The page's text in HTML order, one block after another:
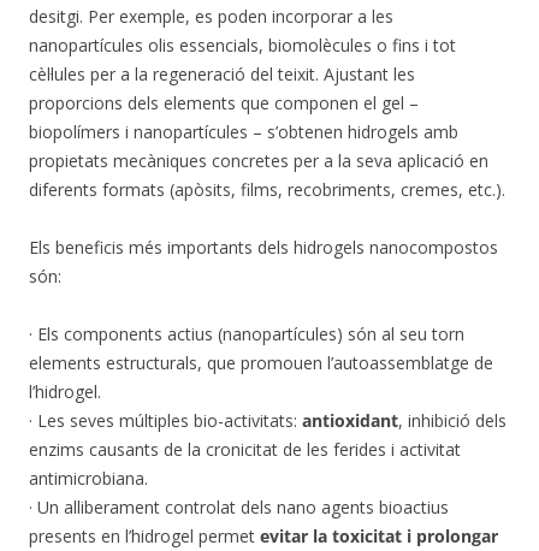
desitgi. Per exemple, es poden incorporar a les
nanopartícules olis essencials, biomolècules o fins i tot
cèl·lules per a la regeneració del teixit. Ajustant les
proporcions dels elements que componen el gel –
biopolímers i nanopartícules – s’obtenen hidrogels amb
propietats mecàniques concretes per a la seva aplicació en
diferents formats (apòsits, films, recobriments, cremes, etc.).
Els beneficis més importants dels hidrogels nanocompostos
són:
· Els components actius (nanopartícules) són al seu torn
elements estructurals, que promouen l’autoassemblatge de
l’hidrogel.
· Les seves múltiples bio-activitats: antioxidant, inhibició dels
enzims causants de la cronicitat de les ferides i activitat
antimicrobiana.
· Un alliberament controlat dels nano agents bioactius
presents en l’hidrogel permet evitar la toxicitat i prolongar